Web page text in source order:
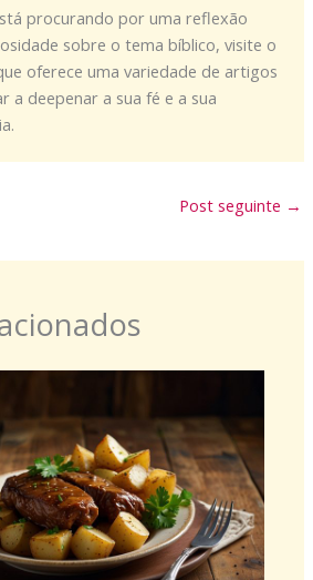
procurando por uma reflexão
sobre o tema bíblico, visite o
oferece uma variedade de artigos
a deepenar a sua fé e a sua
Post seguinte →